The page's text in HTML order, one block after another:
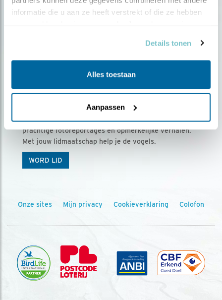
informatie die u aan ze heeft verstrekt of die ze hebben
Details tonen
Alles toestaan
Aanpassen
Ontvang 5 x Vogels voor € 36,00 per jaar
Vogels is het tijdschrift voor onze leden, met
prachtige fotoreportages en opmerkelijke verhalen.
Met jouw lidmaatschap help je de vogels.
WORD LID
Onze sites Mijn privacy Cookieverklaring Colofon